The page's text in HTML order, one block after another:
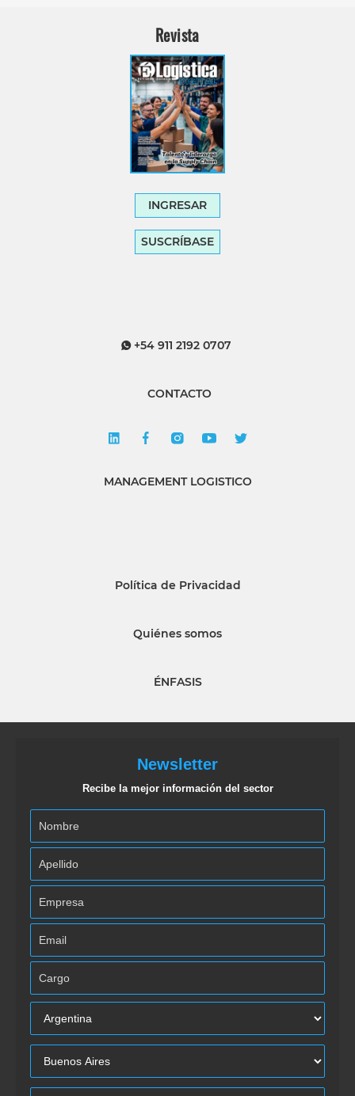
Revista
INGRESAR
SUSCRÍBASE
+54 911 2192 0707
CONTACTO
MANAGEMENT LOGISTICO
Política de Privacidad
Quiénes somos
ÉNFASIS
Newsletter
Recibe la mejor información del sector